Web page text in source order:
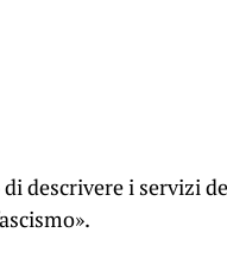
descrivere i servizi